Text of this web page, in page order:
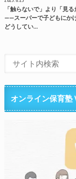
「触らないで」より「見る
——スーパーで子どもにか
どうしてい…
オンライン保育塾